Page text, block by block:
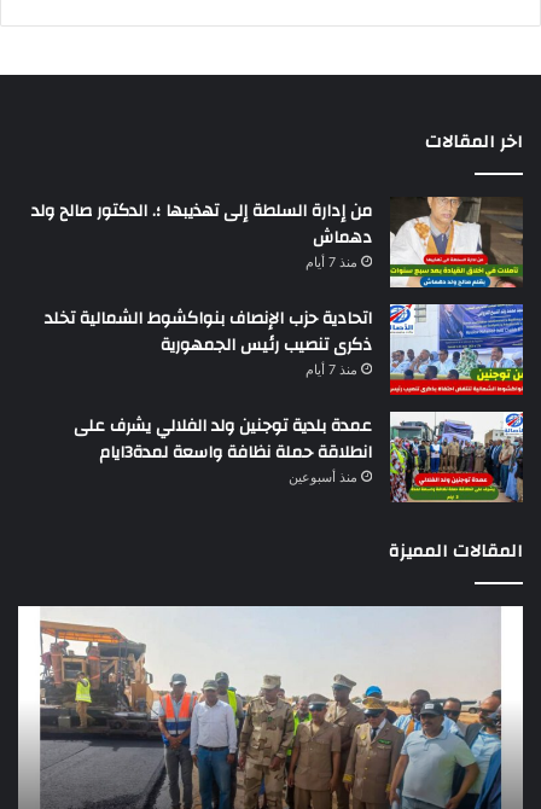
اخر المقالات
من إدارة السلطة إلى تهذيبها ؛. الدكتور صالح ولد
دهماش
منذ 7 أيام
اتحادية حزب الإنصاف بنواكشوط الشمالية تخلد
ذكرى تنصيب رئيس الجمهورية
منذ 7 أيام
عمدة بلدية توجنين ولد الفلالي يشرف على
انطلاقة حملة نظافة واسعة لمدة3ايام
منذ أسبوعين
المقالات المميزة
اشغال
بناء
طريق
باركيول-
الصواطه